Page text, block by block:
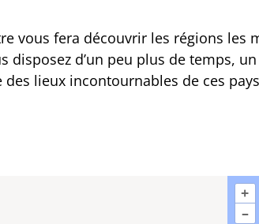
vous fera découvrir les régions les
disposez d’un peu plus de temps,
lieux incontournables de ces
+
–